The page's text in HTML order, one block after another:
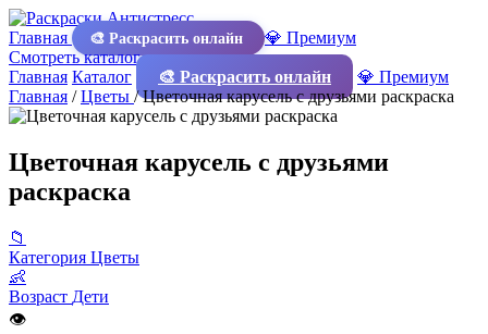
Главная 🎨 Раскрасить онлайн
💎 Премиум
Смотреть каталог
Главная Каталог 🎨 Раскрасить онлайн
💎 Премиум
Главная /Цветы /Цветочная карусель с друзьями раскраска
Цветочная карусель с друзьями
раскраска
📁
Категория Цветы
👶
Возраст Дети
👁